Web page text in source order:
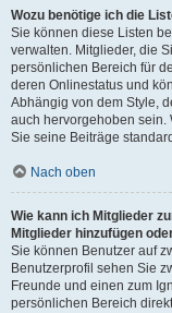
Wozu benötige ich die
Sie können diese Listen
verwalten. Mitglieder, die
persönlichen Bereich für
deren Onlinestatus und
Abhängig von dem Style,
auch hervorgehoben sein.
Sie seine Beiträge
Nach oben
Wie kann ich Mitglieder
Mitglieder hinzufügen
Sie können Benutzer auf
Benutzerprofil sehen Sie
Freunde und einen zum
persönlichen Bereich